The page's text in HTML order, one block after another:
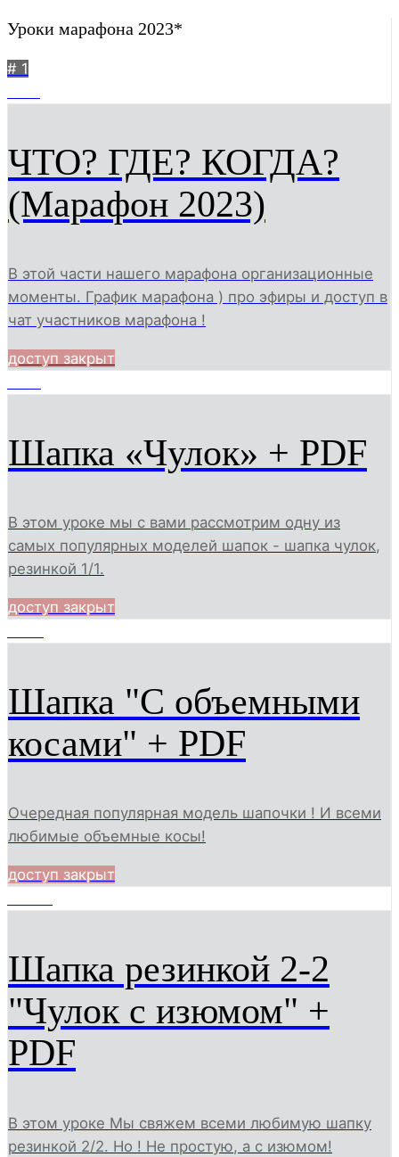
Уроки марафона 2023*
# 1
ЧТО? ГДЕ? КОГДА?
(Марафон 2023)
В этой части нашего марафона организационные
моменты. График марафона ) про эфиры и доступ в
чат участников марафона !
доступ закрыт
Шапка «Чулок» + PDF
В этом уроке мы с вами рассмотрим одну из
самых популярных моделей шапок - шапка чулок,
резинкой 1/1.
доступ закрыт
Шапка "С объемными
косами" + PDF
Очередная популярная модель шапочки ! И всеми
любимые объемные косы!
доступ закрыт
Шапка резинкой 2-2
"Чулок с изюмом" +
PDF
В этом уроке Мы свяжем всеми любимую шапку
резинкой 2/2. Но ! Не простую, а с изюмом!